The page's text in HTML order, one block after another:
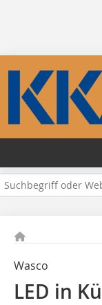
Wasco
LED in